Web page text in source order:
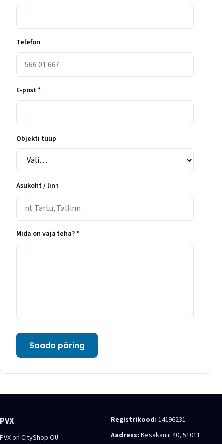
Telefon
E-post *
Objekti tüüp
Asukoht / linn
Mida on vaja teha? *
Saada päring
PVX
PVX on CityShop OÜ
Registrikood: 14196231
Aadress: Kesakanni 40, 51011